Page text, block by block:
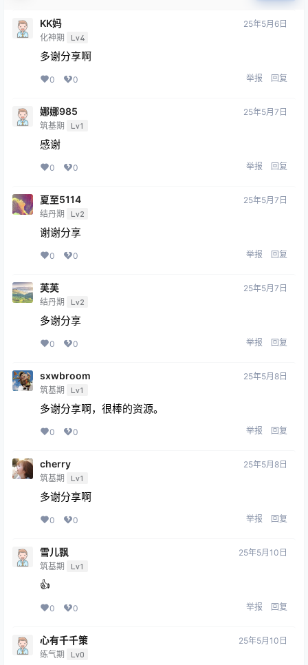
KK妈
化神期 Lv4
25年5月6日
多谢分享啊
0 0 举报 回复
娜娜985
筑基期 Lv1
25年5月7日
感谢
0 0 举报 回复
夏至5114
结丹期 Lv2
25年5月7日
谢谢分享
0 0 举报 回复
芙芙
结丹期 Lv2
25年5月7日
多谢分享
0 0 举报 回复
sxwbroom
筑基期 Lv1
25年5月8日
多谢分享啊，很棒的资源。
0 0 举报 回复
cherry
筑基期 Lv1
25年5月8日
多谢分享啊
0 0 举报 回复
雪儿飘
筑基期 Lv1
25年5月10日
👍
0 0 举报 回复
心有千千策
练气期 Lv0
25年5月10日